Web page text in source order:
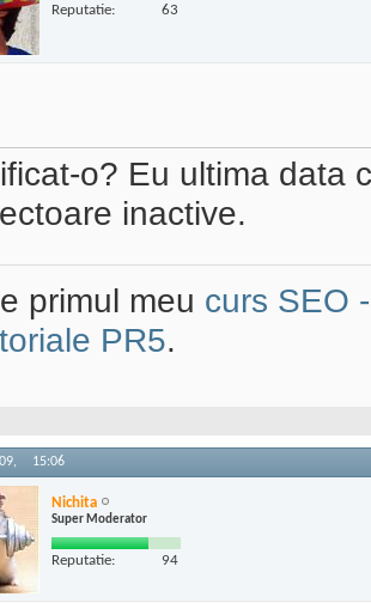
Reputatie: 63
o? Eu ultima data
inactive.
primul meu curs SEO
PR5.
15:06
Nichita
Super Moderator
Reputatie: 94